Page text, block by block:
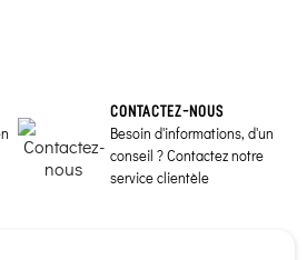
CONTACTEZ-NOUS
Besoin d'informations, d'un
conseil ? Contactez notre
service clientèle